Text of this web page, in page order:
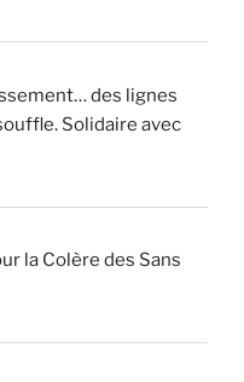
des lignes
Solidaire avec
la Colère des Sans